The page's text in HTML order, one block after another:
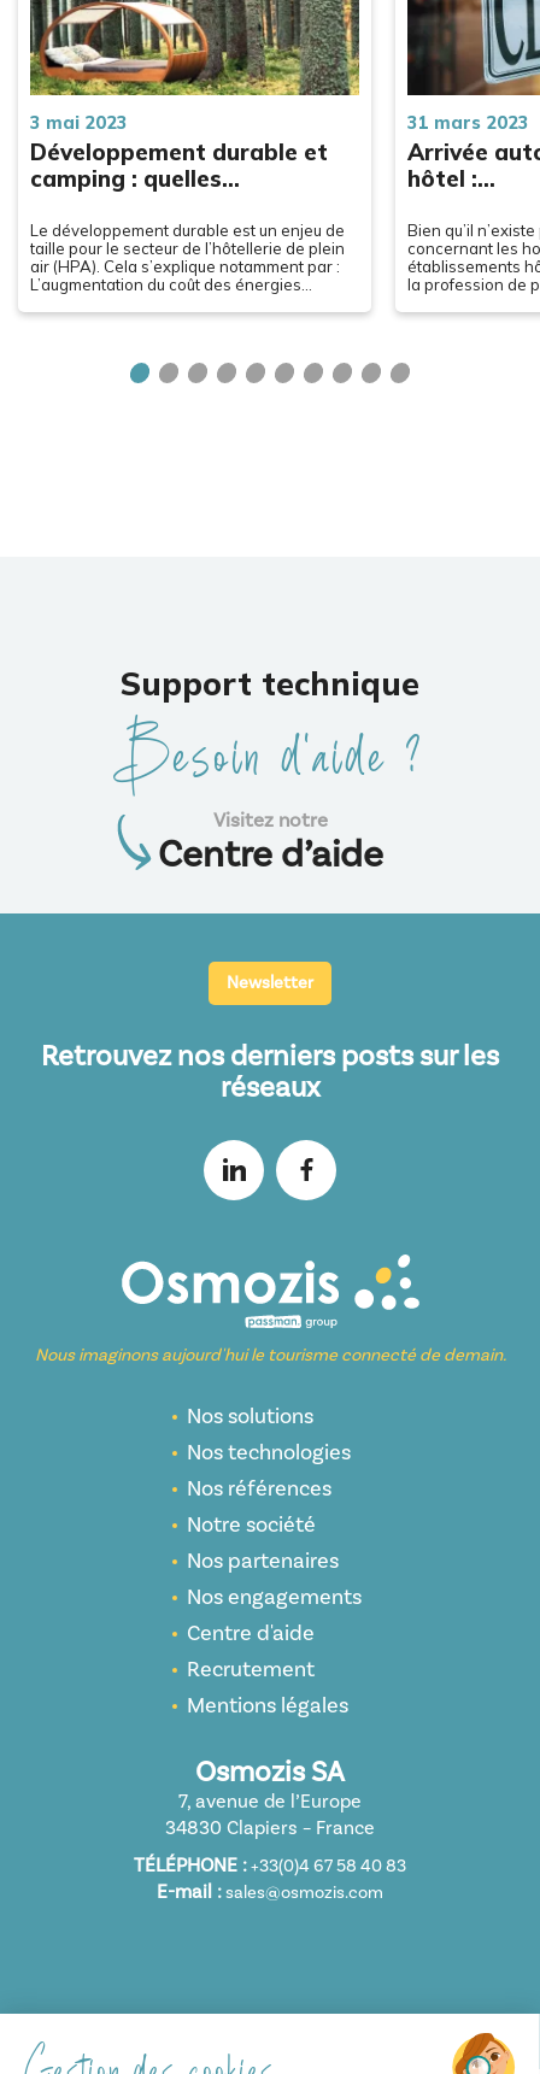
3 mai 2023
Développement durable et
camping : quelles…
Le développement durable est un enjeu de
taille pour le secteur de l’hôtellerie de plein
air (HPA). Cela s’explique notamment par :
L’augmentation du coût des énergies
31 mars 2023
Arrivée
hôtel :…
Bien qu’il
concernant les
établissements
la profession de
Support technique
Besoin d’aide ?
Visitez notre
Centre d’aide
Newsletter
Retrouvez nos derniers posts sur les
réseaux
Nous imaginons aujourd'hui le tourisme connecté de demain.
Nos solutions
Nos technologies
Nos références
Notre société
Nos partenaires
Nos engagements
Centre d'aide
Recrutement
Mentions légales
Osmozis SA
7, avenue de l’Europe
34830 Clapiers – France
TÉLÉPHONE :+33(0)4 67 58 40 83
E-mail :sales@osmozis.com